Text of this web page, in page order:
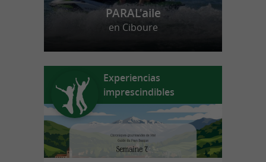
PARAL'aile
en Ciboure
Experiencias
imprescindibles